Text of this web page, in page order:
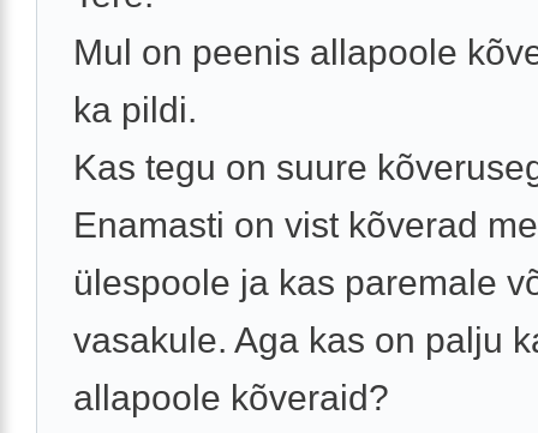
Mul on peenis allapoole
ka pildi.
Kas tegu on suure
Enamasti on vist kõverad
ülespoole ja kas paremale
vasakule. Aga kas on palju
allapoole kõveraid?